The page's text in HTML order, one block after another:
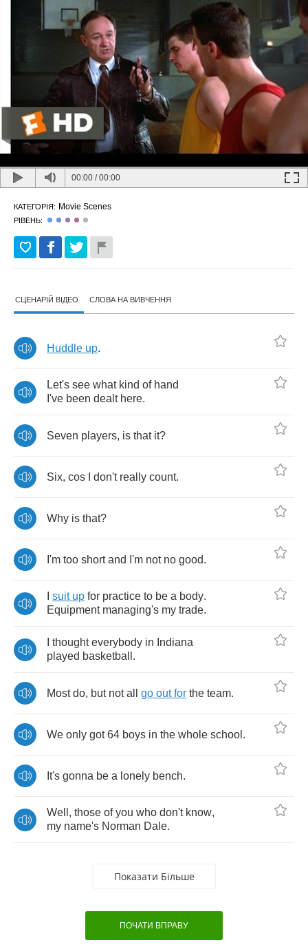
00:00 /00:00
КАТЕГОРІЯ: Movie Scenes
РІВЕНЬ:
СЦЕНАРІЙ ВІДЕО СЛОВА НА ВИВЧЕННЯ
Huddle up.
Let's see what kind of hand
I've been dealt here.
Seven players, is that it?
Six, cos don't really count.
Why is that?
I'm too short and I'm not no good.
suit up for practice to be a body.
Equipment managing's my trade.
thought everybody in Indiana
played basketball .
Most do, but not all go out for the team.
We only got64 boys in the whole school .
It's gonna be a lonely bench.
Well , those of you who don't know,
my name's Norman Dale.
Показати Більше
ПОЧАТИ ВПРАВУ